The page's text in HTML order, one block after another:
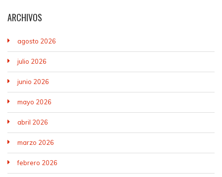
ARCHIVOS
agosto 2026
julio 2026
junio 2026
mayo 2026
abril 2026
marzo 2026
febrero 2026